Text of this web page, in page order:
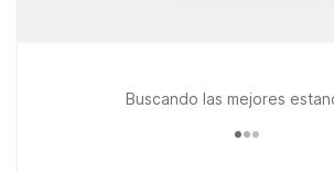
Buscando las mejores